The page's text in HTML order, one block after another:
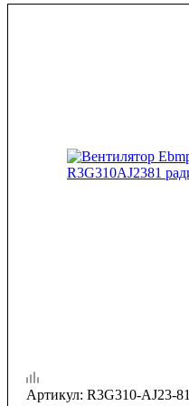
Артикул: R3G310-AJ23-81